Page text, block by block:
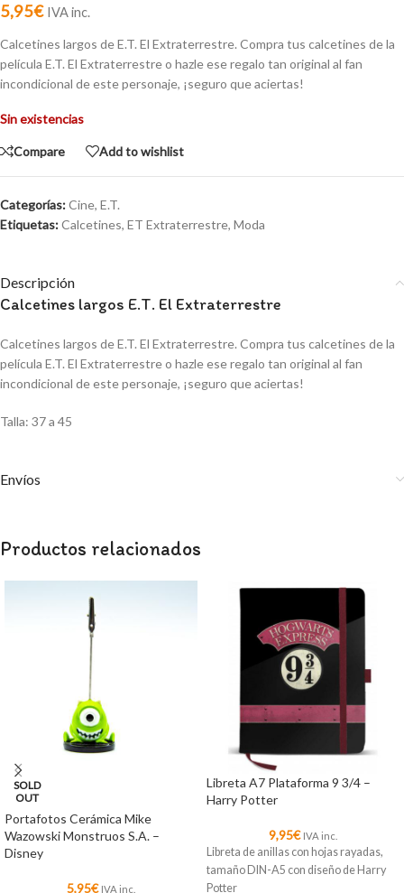
5,95€ IVA inc.
Calcetines largos de E.T. El Extraterrestre. Compra tus calcetines de la
película E.T. El Extraterrestre o hazle ese regalo tan original al fan
incondicional de este personaje, ¡seguro que aciertas!
Sin existencias
Compare Add to wishlist
Categorías:Cine, E.T.
Etiquetas:Calcetines, ET Extraterrestre, Moda
Descripción
Calcetines largos E.T. El Extraterrestre
Calcetines largos de E.T. El Extraterrestre. Compra tus calcetines de la
película E.T. El Extraterrestre o hazle ese regalo tan original al fan
incondicional de este personaje, ¡seguro que aciertas!
Talla: 37 a 45
Envíos
Productos relacionados
SOLD
OUT
Portafotos Cerámica Mike
Wazowski Monstruos S.A. –
Disney
5,95€ IVA inc.
Libreta A7 Plataforma 9 3/4 –
Harry Potter
9,95€ IVA inc.
Libreta de anillas con hojas rayadas,
tamaño DIN-A5 con diseño de Harry
Potter